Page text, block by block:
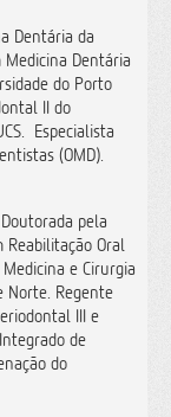
Dentária da
Medicina Dentária
do Porto
II do
Especialista
(OMD).
pela
Reabilitação Oral
e Cirurgia
Norte. Regente
III e
de
do